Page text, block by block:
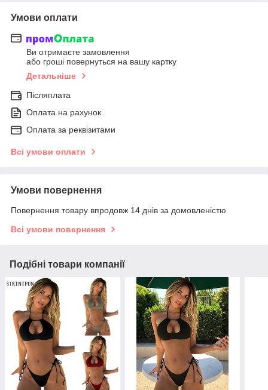
Умови оплати
Ви отримаєте замовлення
або гроші повернуться на вашу картку
Детальніше
Післяплата
Оплата на рахунок
Оплата за реквізитами
Всі умови оплати
Умови повернення
Повернення товару впродовж 14 днів за домовленістю
Всі умови повернення
Подібні товари компанії